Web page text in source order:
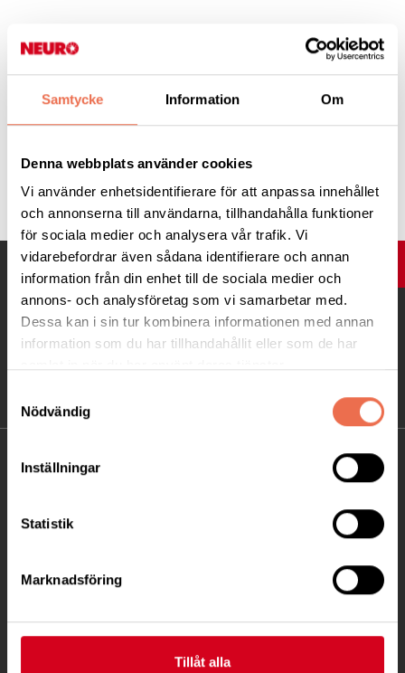
Samtycke Information Om
Denna webbplats använder cookies
Vi använder enhetsidentifierare för att anpassa innehållet
och annonserna till användarna, tillhandahålla funktioner
för sociala medier och analysera vår trafik. Vi
vidarebefordrar även sådana identifierare och annan
information från din enhet till de sociala medier och
annons- och analysföretag som vi samarbetar med.
Dessa kan i sin tur kombinera informationen med annan
information som du har tillhandahållit eller som de har
Nödvändig
Inställningar
Statistik
Marknadsföring
Tillåt alla
Martallen bg 302-3348 eller Swish till Laila Gardell 0704279544
KONTAKT
Ågatan 12 C, 172 62 Sundbyberg
Box 4086